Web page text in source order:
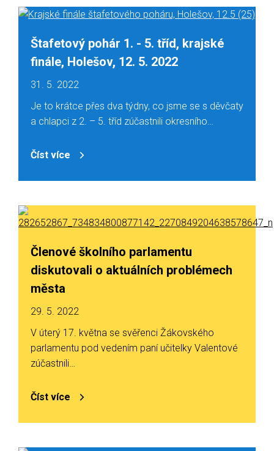
Štafetový pohár 1. - 5. tříd, krajské
finále, Holešov, 12. 5. 2022
31. 5. 2022
Je to krátce přes dva týdny, co jsme se s děvčaty
a chlapci z 2. – 5. tříd zúčastnili okresního…
Číst více
Členové školního parlamentu
diskutovali o aktuálních problémech
města
29. 5. 2022
V úterý 17. května se svěřenci Žákovského
parlamentu pod vedením paní učitelky Valentové
zúčastnili…
Číst více